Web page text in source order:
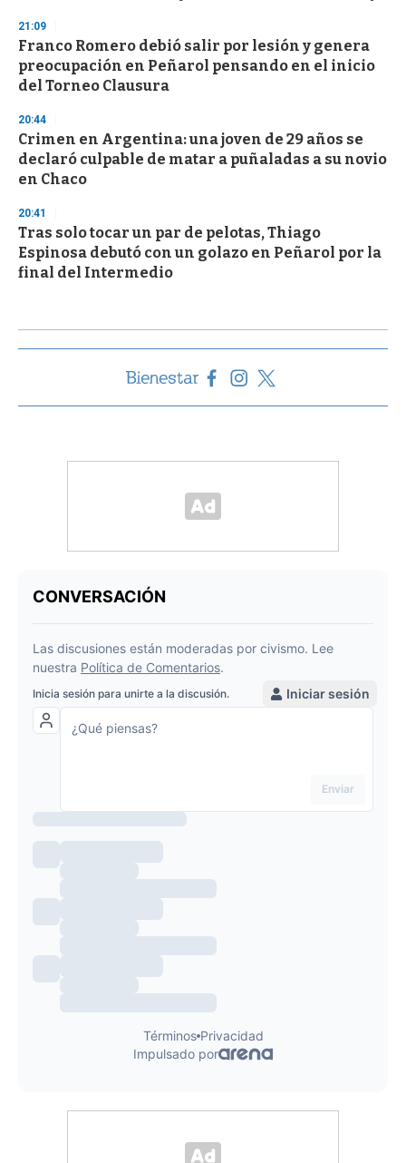
21:09
Franco Romero debió salir por lesión y genera
preocupación en Peñarol pensando en el inicio
del Torneo Clausura
20:44
Crimen en Argentina: una joven de 29 años se
declaró culpable de matar a puñaladas a su novio
en Chaco
20:41
Tras solo tocar un par de pelotas, Thiago
Espinosa debutó con un golazo en Peñarol por la
final del Intermedio